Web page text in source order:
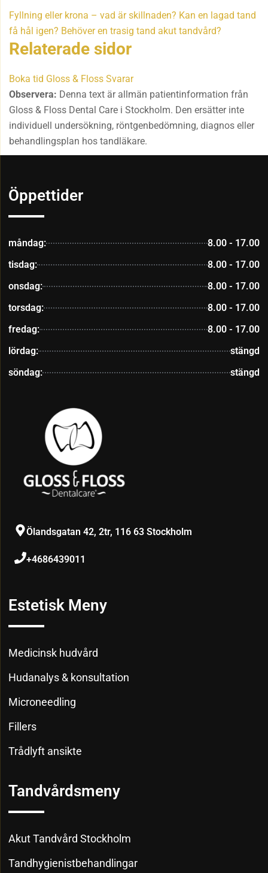
Fyllning eller krona – vad är skillnaden? Kan en lagad tand
få hål igen? Behöver en trasig tand akut tandvård?
Relaterade sidor
Boka tid Gloss & Floss Svarar
Observera: Denna text är allmän patientinformation från
Gloss & Floss Dental Care i Stockholm. Den ersätter inte
individuell undersökning, röntgenbedömning, diagnos eller
behandlingsplan hos tandläkare.
Ölandsgatan 42, 2tr, 116 63 Stockholm
+4686439011
Tandvårdsmeny
Akut Tandvård Stockholm
Tandhygienistbehandlingar
Estetisk Meny
Medicinsk hudvård
Hudanalys & konsultation
Microneedling
Fillers
Trådlyft ansikte
Öppettider
måndag:
8.00 - 17.00
tisdag:
8.00 - 17.00
onsdag:
8.00 - 17.00
torsdag:
8.00 - 17.00
fredag:
8.00 - 17.00
lördag:
stängd
söndag:
stängd